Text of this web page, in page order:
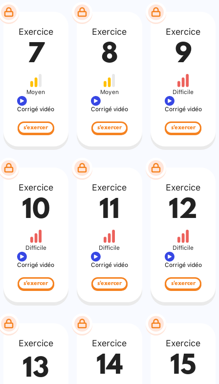
Exercice
7
Moyen
Corrigé vidéo
s'exercer
Exercice
8
Moyen
Corrigé vidéo
s'exercer
Exercice
9
Difficile
Corrigé vidéo
s'exercer
Exercice
10
Difficile
Corrigé vidéo
s'exercer
Exercice
11
Difficile
Corrigé vidéo
s'exercer
Exercice
12
Difficile
Corrigé vidéo
s'exercer
Exercice
13
Exercice
14
Exercice
15